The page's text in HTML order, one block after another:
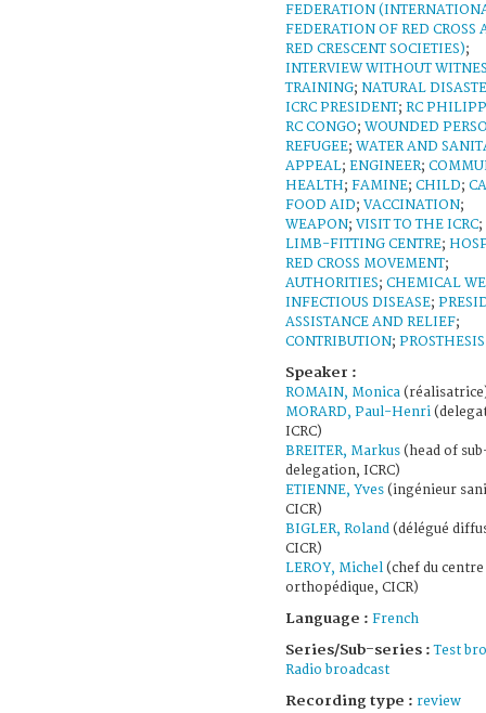
FEDERATION
FEDERATION OF RED CROSS
RED CRESCENT SOCIETIES);
INTERVIEW WITHOUT
TRAINING; NATURAL
ICRC PRESIDENT; RC
RC CONGO; WOUNDED
REFUGEE; WATER AND
APPEAL; ENGINEER;
HEALTH; FAMINE; CHILD;
FOOD AID; VACCINATION;
WEAPON; VISIT TO THE ICRC;
LIMB-FITTING CENTRE;
RED CROSS MOVEMENT;
AUTHORITIES; CHEMICAL
INFECTIOUS DISEASE;
ASSISTANCE AND RELIEF;
CONTRIBUTION; PROSTHESIS
Speaker :
ROMAIN, Monica
MORARD, Paul-Henri
ICRC)
BREITER, Markus (head of
delegation, ICRC)
ETIENNE, Yves (ingénieur
CICR)
BIGLER, Roland (délégué
CICR)
LEROY, Michel (chef du centre
orthopédique, CICR)
Language : French
Series/Sub-series :Test
Radio broadcast
Recording type : review